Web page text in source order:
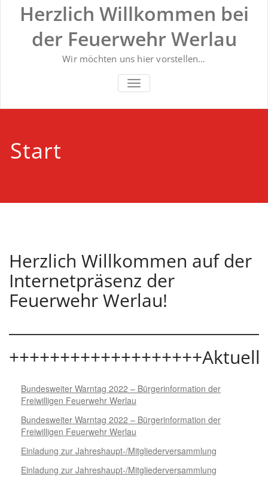
Herzlich Willkommen bei
der Feuerwehr Werlau
Wir möchten uns hier vorstellen…
NAVIGATION UMSCHALTEN
Start
Herzlich Willkommen auf der
Internetpräsenz der
Feuerwehr Werlau!
Bundesweiter Warntag 2022 – Bürgerinformation der
Freiwilligen Feuerwehr Werlau
Bundesweiter Warntag 2022 – Bürgerinformation der
Freiwilligen Feuerwehr Werlau
Einladung zur Jahreshaupt-/Mitgliederversammlung
Einladung zur Jahreshaupt-/Mitgliederversammlung